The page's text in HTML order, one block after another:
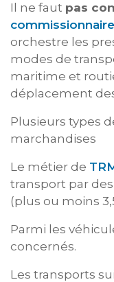
Il ne faut pas
orchestre les
modes de
maritime et
déplacement
Plusieurs types
marchandises
Le métier de
transport par des
(plus ou moins
Parmi les
concernés.
Les transports